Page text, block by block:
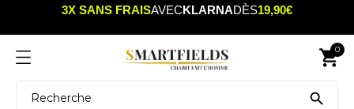
3X SANS FRAISAVECKLARNADÈS19,90€
shopping_cart
0
